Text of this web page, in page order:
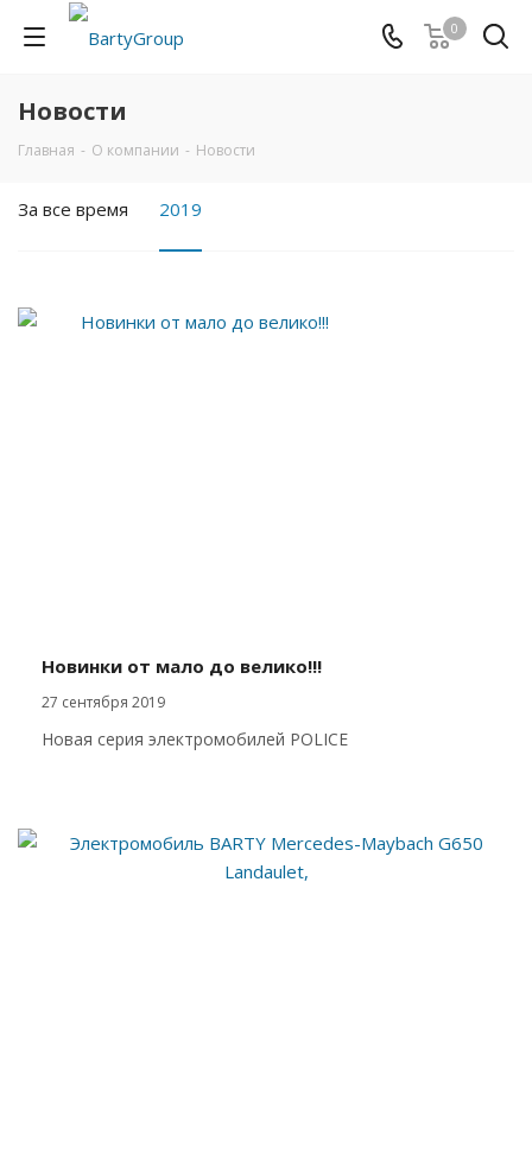
0
Новости
Главная - О компании - Новости
За все время 2019
Новинки от мало до велико!!!
27 сентября 2019
Новая серия электромобилей POLICE